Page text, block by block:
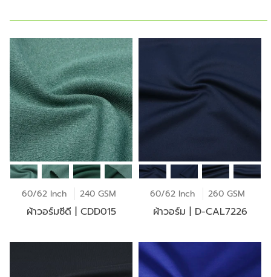
60/62 Inch 240 GSM
ผ้าวอร์มซีดี | CDD015
60/62 Inch 260 GSM
ผ้าวอร์ม | D-CAL7226